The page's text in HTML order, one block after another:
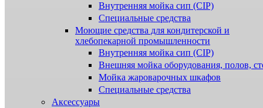
Внутренняя мойка сип (CIP)
Специальные средства
Моющие средства для кондитерской и
хлебопекарной промышленности
Внутренняя мойка сип (CIP)
Внешняя мойка оборудования, полов,
Мойка жароварочных шкафов
Специальные средства
Аксессуары